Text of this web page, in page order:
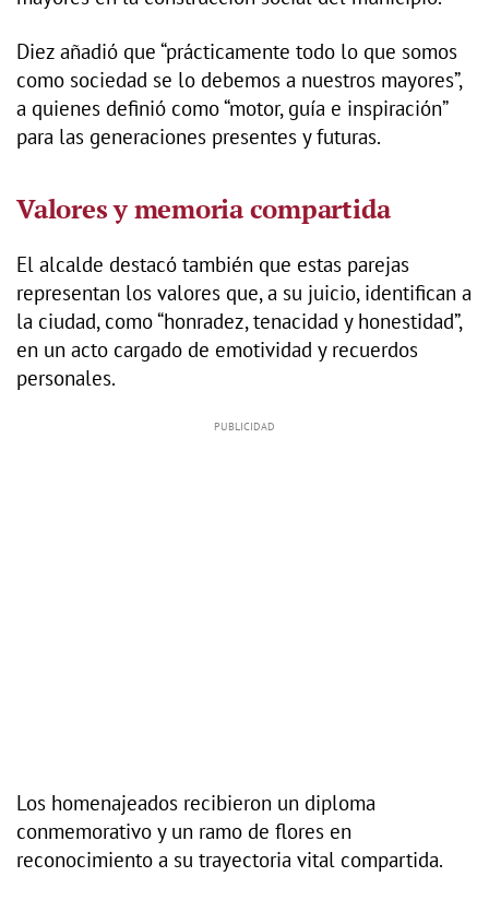
Diez añadió que “prácticamente todo lo que somos
como sociedad se lo debemos a nuestros mayores”,
a quienes definió como “motor, guía e inspiración”
para las generaciones presentes y futuras.
Valores y memoria compartida
El alcalde destacó también que estas parejas
representan los valores que, a su juicio, identifican a
la ciudad, como “honradez, tenacidad y honestidad”,
en un acto cargado de emotividad y recuerdos
personales.
Los homenajeados recibieron un diploma
conmemorativo y un ramo de flores en
reconocimiento a su trayectoria vital compartida.